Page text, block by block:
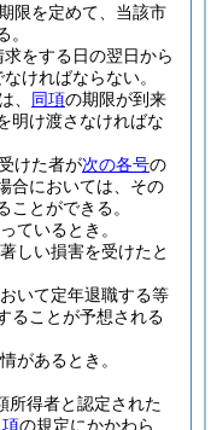
限を定めて、当該市
をする日の翌日から
ければならない。
、 同項の期限が到来
明け渡さなければな
けた者が次の各号の
合においては、その
とができる。
ているとき。
しい損害を受けたと
いて定年退職する等
ることが予想される
があるとき。
所得者と認定された
の規定にかかわら